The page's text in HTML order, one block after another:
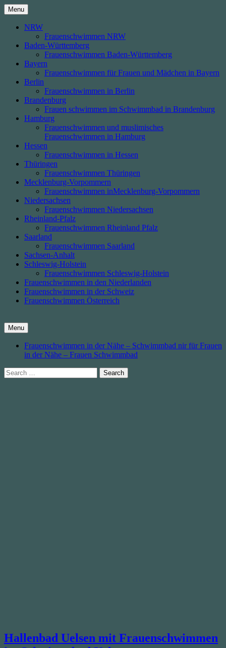
Skip
to
content
Menu
NRW
Frauenschwimmen NRW
Baden-Württemberg
Frauenschwimmen Baden-Württemberg
Bayern
Frauenschwimmen für Frauen und Mädchen in Bayern
Berlin
Frauenschwimmen in Berlin
Brandenburg
Frauen schwimmen im Schwimmbad in Brandenburg
Hamburg
Frauenschwimmen und muslimisches
Frauenschwimmen in Hamburg
Hessen
Frauenschwimmen in Hessen
Thüringen
Frauenschwimmen Thüringen
Mecklenburg-Vorpommern
Frauenschwimmen inMecklenburg-Vorpommern
Niedersachsen
Frauenschwimmen Niedersachsen
Rheinland-Pfalz
Frauenschwimmen Rheinland Pfalz
Saarland
Frauenschwimmen Saarland
Sachsen-Anhalt
Schleswig-Holstein
Frauenschwimmen Schleswig-Holstein
Frauenschwimmen in den Niederlanden
Frauenschwimmen in der Schweiz
Frauenschwimmen Österreich
Menu
Frauenschwimmen in der Nähe – Schwimmbad nir für Frauen
in der Nähe – Frauen Schwimmbad
Search
for:
Hallenbad Uelsen mit Frauenschwimmen